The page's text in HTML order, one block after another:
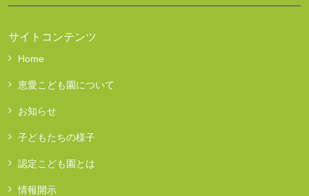
サイトコンテンツ
Home
恵愛こども園について
お知らせ
子どもたちの様子
認定こども園とは
情報開示